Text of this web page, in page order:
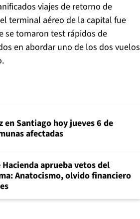
viajes de retorno de
terminal aéreo de la capital fue
se tomaron test rápidos de
en abordar uno de los dos vuelos
en Santiago hoy jueves 6 de
afectadas
aprueba vetos del
Anatocismo, olvido financiero